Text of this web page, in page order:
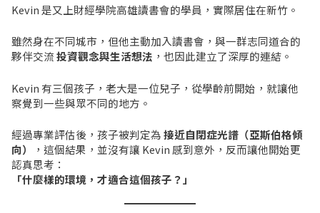
Kevin 是又上財經學院高雄讀書會的學員，實際居住在新竹。
雖然身在不同城市，但他主動加入讀書會，與一群志同道合的
夥伴交流投資觀念與生活想法 ，也因此建立了深厚的連結。
Kevin 有三個孩子，老大是一位兒子，從學齡前開始，就讓他
察覺到一些與眾不同的地方。
經過專業評估後，孩子被判定為接近自閉症光譜（亞斯伯格傾
向）
，這個結果，並沒有讓 Kevin 感到意外，反而讓他開始更
認真思考：
「什麼樣的環境，才適合這個孩子？」